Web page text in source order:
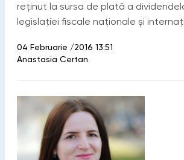
reținut la sursa de plată a
legislației fiscale naționale și
04 Februarie /2016 13:51
Anastasia Certan